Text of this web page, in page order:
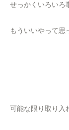
せっかくいろいろ
もういいやって思
可能な限り取り入